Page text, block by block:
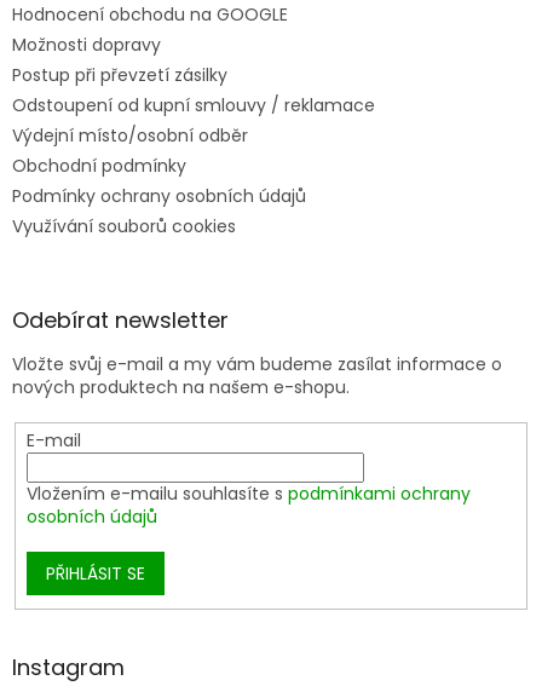
Hodnocení obchodu na GOOGLE
Možnosti dopravy
Postup při převzetí zásilky
Odstoupení od kupní smlouvy / reklamace
Výdejní místo/osobní odběr
Obchodní podmínky
Podmínky ochrany osobních údajů
Využívání souborů cookies
Odebírat newsletter
Vložte svůj e-mail a my vám budeme zasílat informace o
nových produktech na našem e-shopu.
E-mail
Vložením e-mailu souhlasíte s podmínkami ochrany
osobních údajů
PŘIHLÁSIT SE
Instagram